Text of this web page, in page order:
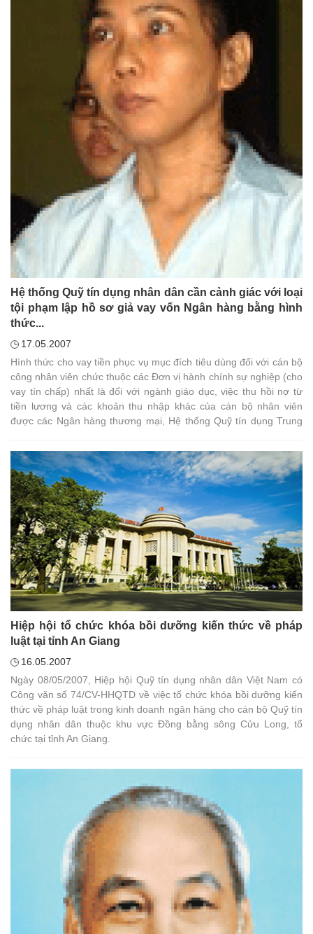
Hệ thống Quỹ tín dụng nhân dân cần cảnh giác với loại
tội phạm lập hồ sơ giả vay vốn Ngân hàng bằng hình
thức...
17.05.2007
Hình thức cho vay tiền phục vụ mục đích tiêu dùng đối với cán bộ
công nhân viên chức thuộc các Đơn vị hành chính sự nghiệp (cho
vay tín chấp) nhất là đối với ngành giáo dục, việc thu hồi nợ từ
tiền lương và các khoản thu nhập khác của cán bộ nhân viên
được các Ngân hàng thương mại, Hệ thống Quỹ tín dụng Trung
vay theo chủ trương của Ngân hàng Nhà nước là rất thiết thực.
Hiệp hội tổ chức khóa bồi dưỡng kiến thức về pháp
luật tại tỉnh An Giang
16.05.2007
Ngày 08/05/2007, Hiệp hội Quỹ tín dụng nhân dân Việt Nam có
Công văn số 74/CV-HHQTD về việc tổ chức khóa bồi dưỡng kiến
thức về pháp luật trong kinh doanh ngân hàng cho cán bộ Quỹ tín
dụng nhân dân thuộc khu vực Đồng bằng sông Cửu Long, tổ
chức tại tỉnh An Giang.